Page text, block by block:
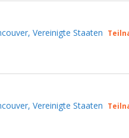
Vereinigte Staaten
Vereinigte Staaten